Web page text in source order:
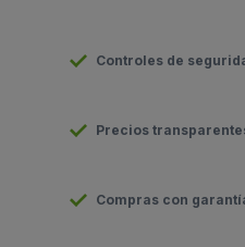
Controles de
Precios
Compras con